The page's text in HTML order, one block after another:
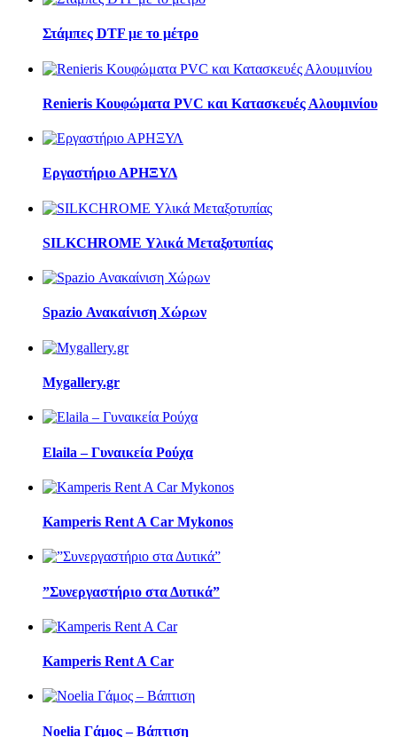
Στάμπες DTF με το μέτρο
Renieris Κουφώματα PVC και Κατασκευές Αλουμινίου
Εργαστήριο ΑΡΗΞΥΛ
SILKCHROME Υλικά Μεταξοτυπίας
Spazio Ανακαίνιση Χώρων
Mygallery.gr
Elaila – Γυναικεία Ρούχα
Kamperis Rent A Car Mykonos
”Συνεργαστήριο στα Δυτικά”
Kamperis Rent A Car
Noelia Γάμος – Βάπτιση